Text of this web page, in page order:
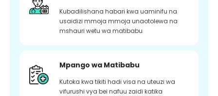
Kubadilishana habari kwa uaminifu na
usaidizi mmoja mmoja unaotolewa na
mshauri wetu wa matibabu
Mpango wa Matibabu
Kutoka kwa tikiti hadi visa na uteuzi wa
vifurushi vya bei nafuu zaidi katika